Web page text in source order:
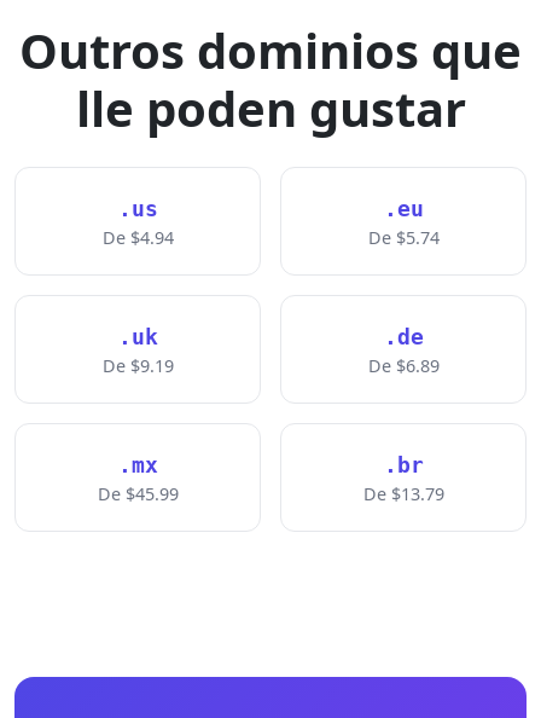
Outros dominios que
lle poden gustar
.us
De $4.94
.eu
De $5.74
.uk
De $9.19
.de
De $6.89
.mx
De $45.99
.br
De $13.79